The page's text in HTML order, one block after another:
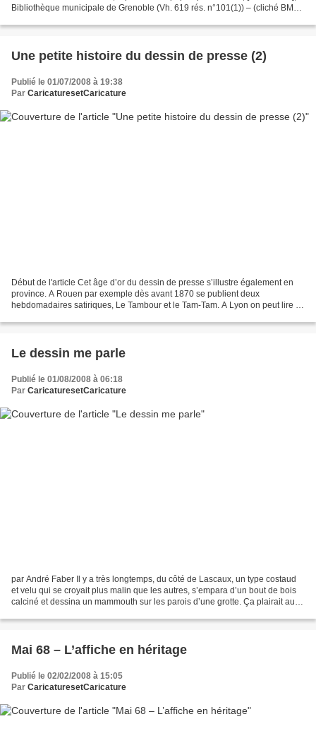
Bibliothèque municipale de Grenoble (Vh. 619 rés. n°101(1)) – (cliché BMG).
Une petite histoire du dessin de presse (2)
Publié le 01/07/2008 à 19:38
Par CaricaturesetCaricature
Début de l'article Cet âge d’or du dessin de presse s’illustre également en
province. A Rouen par exemple dès avant 1870 se publient deux
hebdomadaires satiriques, Le Tambour et le Tam-Tam. A Lyon on peut lire la
Le dessin me parle
Publié le 01/08/2008 à 06:18
Par CaricaturesetCaricature
par André Faber Il y a très longtemps, du côté de Lascaux, un type costaud
et velu qui se croyait plus malin que les autres, s’empara d’un bout de bois
calciné et dessina un mammouth sur les parois d’une grotte. Ça plairait aux
Mai 68 – L’affiche en héritage
Publié le 02/02/2008 à 15:05
Par CaricaturesetCaricature